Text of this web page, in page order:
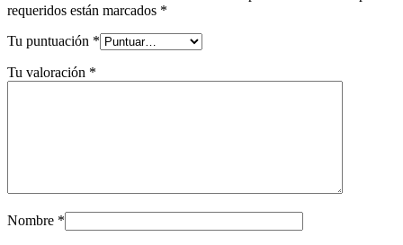
requeridos están marcados *
Tu puntuación *
Tu valoración *
Nombre *